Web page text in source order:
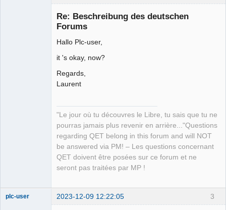
Re: Beschreibung des deutschen
Forums
Hallo Plc-user,
it 's okay, now?
Regards,
Laurent
"Le jour où tu découvres le Libre, tu sais que tu ne
pourras jamais plus revenir en arrière..."Questions
regarding QET belong in this forum and will NOT
be answered via PM! – Les questions concernant
QET doivent être posées sur ce forum et ne
seront pas traitées par MP !
3
plc-user 2023-12-09 12:22:05